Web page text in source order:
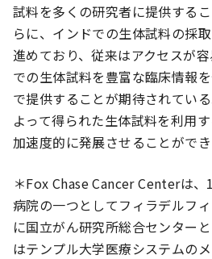
試料を多くの研究者に提供する
らに、インドでの生体試料の採
進めており、従来はアクセスが
での生体試料を豊富な臨床情報
で提供することが期待されてい
よって得られた生体試料を利用
加速度的に発展させることができ
＊Fox Chase Cancer Centerは
病院の一つとしてフィラデルフ
に国立がん研究所総合センター
はテンプル大学医療システムの